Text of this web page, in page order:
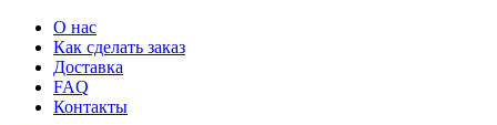
О нас
Как сделать заказ
Доставка
FAQ
Контакты